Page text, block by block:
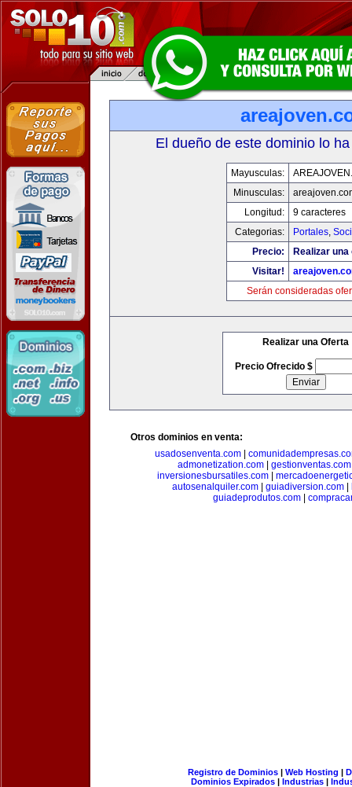
El dueño de este dominio lo
Mayusculas:
Minusculas:
Longitud:
9 caracteres
Categorias:
Portales,
Precio:
Realizar
Visitar!
Serán consideradas
Realizar una Oferta
Precio Ofrecido $
Otros dominios en venta:
usadosenventa.com|
admonetization.com| gestionventas.com
inversionesbursatiles.com|
autosenalquiler.com| guiadiversion.com|
guiadeprodutos.com|
Registro de Dominios| Web Hosting |
Dominios Expirados | Industrias |